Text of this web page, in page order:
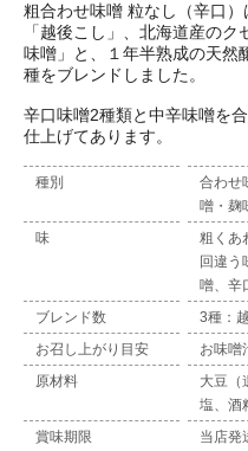
粗合わせ味噌 粒なし（辛口
「越後こし」、北海道産の
味噌」と、１年半熟成の天然
種をブレンドしました。
辛口味噌2種類と中辛味噌を
仕上げてあります。
種別
合わせ
噌・麹
味
粗くあ
回違う
噌、辛
ブレンド数
3種：
お召し上がり目安
お味噌
原材料
大豆（
塩、酒
賞味期限
当店発